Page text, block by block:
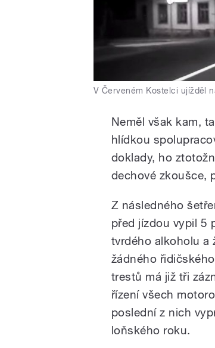
V Červeném Kostelci ujížděl
Neměl však kam,
hlídkou
doklady, ho
dechové zkoušce,
Z následného
před jízdou vypil 5
tvrdého alkoholu a
žádného
trestů má již tři
řízení všech
poslední z nich
loňského roku.